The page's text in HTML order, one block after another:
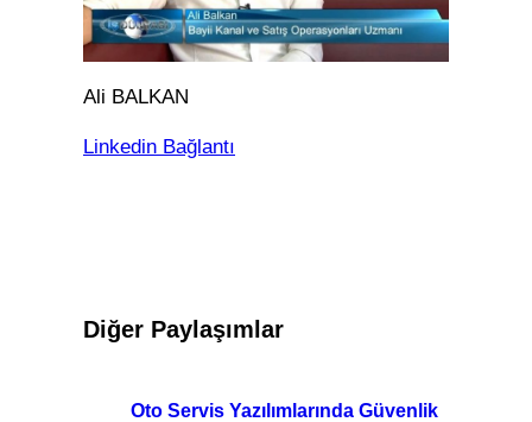
Ali BALKAN
Linkedin Bağlantı
Diğer Paylaşımlar
Oto Servis Yazılımlarında Güvenlik